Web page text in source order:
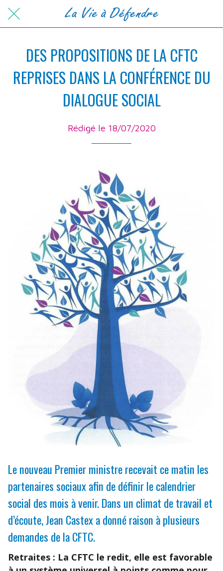
DES PROPOSITIONS DE LA CFTC
REPRISES DANS LA CONFÉRENCE DU
DIALOGUE SOCIAL
Rédigé le 18/07/2020
Le nouveau Premier ministre recevait ce matin les
partenaires sociaux afin de définir le calendrier
social des mois à venir. Dans un climat de travail et
d’écoute, Jean Castex a donné raison à plusieurs
demandes de la CFTC.
Retraites : La CFTC le redit, elle est favorable